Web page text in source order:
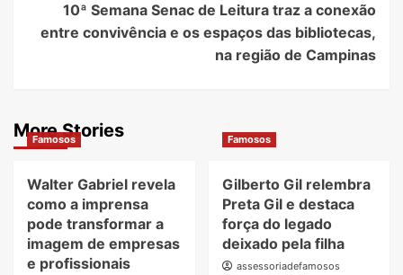
10ª Semana Senac de Leitura traz a conexão
entre convivência e os espaços das bibliotecas,
na região de Campinas
More Stories
Famosos
Walter Gabriel revela
como a imprensa
pode transformar a
imagem de empresas
e profissionais
Famosos
Gilberto Gil relembra
Preta Gil e destaca
força do legado
deixado pela filha
assessoriadefamosos